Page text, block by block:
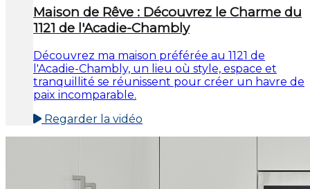
Maison de Rêve : Découvrez le Charme du
1121 de l'Acadie-Chambly
Découvrez ma maison préférée au 1121 de
l'Acadie-Chambly, un lieu où style, espace et
tranquillité se réunissent pour créer un havre de
paix incomparable.
Regarder la vidéo